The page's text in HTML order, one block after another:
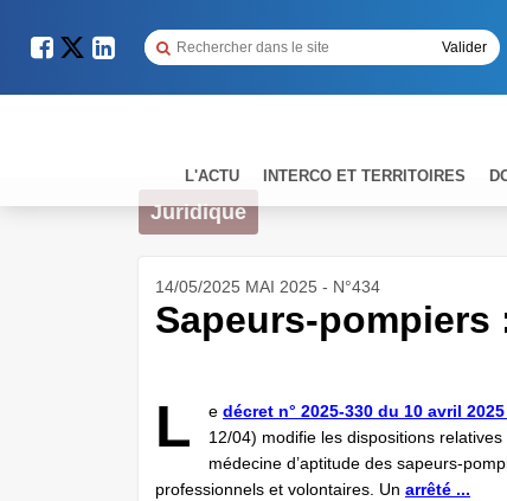
L'ACTU INTERCO ET TERRITOIRES
Juridique
14/05/2025 MAI 2025 - N°434
Sapeurs-
L e décret n° 2025-330 du 10 avril 2025
12/04) modifie les dispositions relatives
médecine d’aptitude des sapeurs-
professionnels et volontaires. Un arrêté ...